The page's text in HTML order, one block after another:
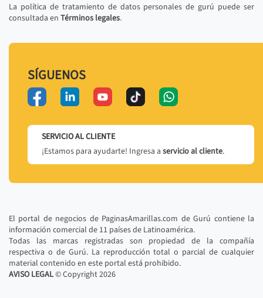
La política de tratamiento de datos personales de gurú puede ser
consultada en Términos legales.
SÍGUENOS
SERVICIO AL CLIENTE
¡Estamos para ayudarte! Ingresa a servicio al cliente.
El portal de negocios de PaginasAmarillas.com de Gurú contiene la
información comercial de 11 países de Latinoamérica.
Todas las marcas registradas son propiedad de la compañía
respectiva o de Gurú. La reproducción total o parcial de cualquier
material contenido en este portal está prohibido.
AVISO LEGAL© Copyright2026